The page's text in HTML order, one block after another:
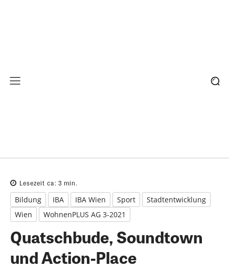
Lesezeit ca: 3 min.
Bildung IBA IBA Wien Sport
Stadtentwicklung
Wien
WohnenPLUS AG 3-2021
Quatschbude, Soundtown
und Action-Place